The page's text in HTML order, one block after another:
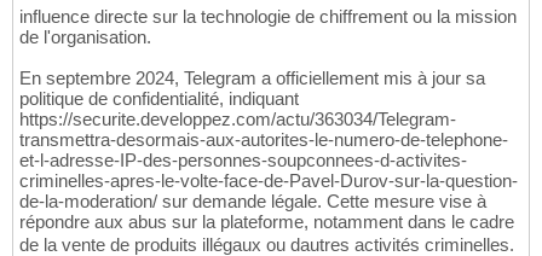
influence directe sur la technologie de chiffrement ou la mission
de l'organisation.
En septembre 2024, Telegram a officiellement mis à jour sa
politique de confidentialité, indiquant
https://securite.developpez.com/actu/363034/Telegram-
transmettra-desormais-aux-autorites-le-numero-de-telephone-
et-l-adresse-IP-des-personnes-soupconnees-d-activites-
criminelles-apres-le-volte-face-de-Pavel-Durov-sur-la-question-
de-la-moderation/ sur demande légale. Cette mesure vise à
répondre aux abus sur la plateforme, notamment dans le cadre
de la vente de produits illégaux ou dautres activités criminelles.